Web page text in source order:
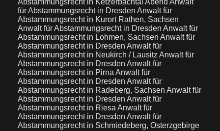
Abstammungsrecht in Ketzerbachtal Abend Anwalt
für Abstammungsrecht in Dresden Anwalt für
Abstammungsrecht in Kurort Rathen, Sachsen
Anwalt für Abstammungsrecht in Dresden Anwalt für
Abstammungsrecht in Lohmen, Sachsen Anwalt für
Abstammungsrecht in Dresden Anwalt für
Abstammungsrecht in Neukirch / Lausitz Anwalt für
Abstammungsrecht in Dresden Anwalt für
Abstammungsrecht in Pirna Anwalt für
Abstammungsrecht in Dresden Anwalt für
Abstammungsrecht in Radeberg, Sachsen Anwalt für
Abstammungsrecht in Dresden Anwalt für
Abstammungsrecht in Riesa Anwalt für
Abstammungsrecht in Dresden Anwalt für
Abstammungsrecht in Schmiedeberg, Osterzgebirge